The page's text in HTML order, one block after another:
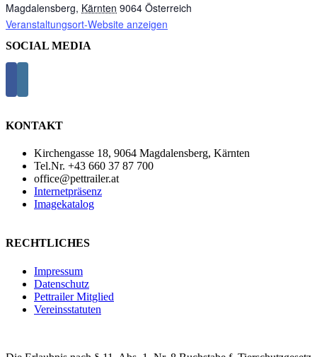
Magdalensberg, Kärnten 9064 Österreich
Veranstaltungsort-Website anzeigen
SOCIAL MEDIA
KONTAKT
Kirchengasse 18, 9064 Magdalensberg, Kärnten
Tel.Nr. +43 660 37 87 700
office@pettrailer.at
Internetpräsenz
Imagekatalog
RECHTLICHES
Impressum
Datenschutz
Pettrailer Mitglied
Vereinsstatuten